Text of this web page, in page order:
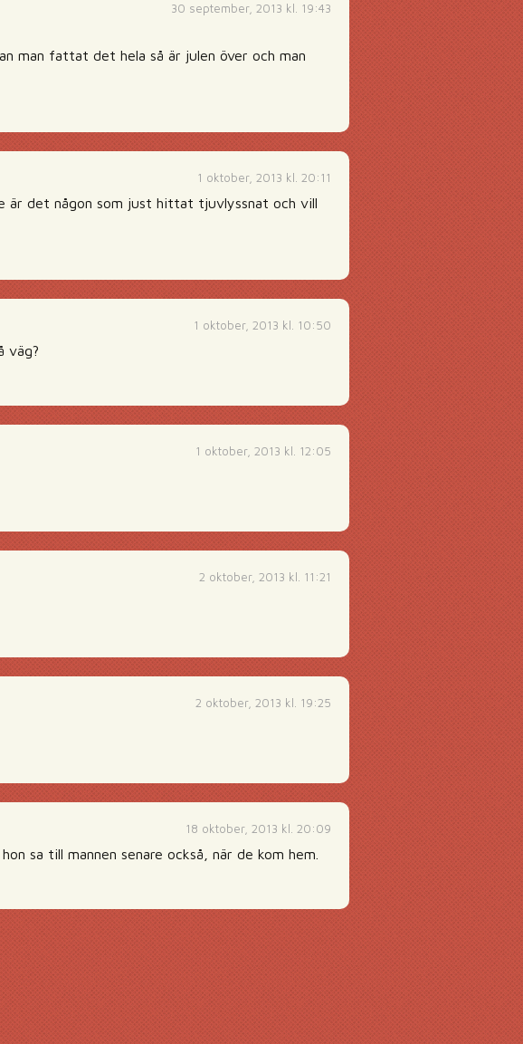
30 september, 2013 kl. 19:43
man fattat det hela så är julen över och man
1 oktober, 2013 kl. 20:11
är det någon som just hittat tjuvlyssnat och vill
1 oktober, 2013 kl. 10:50
väg?
1 oktober, 2013 kl. 12:05
2 oktober, 2013 kl. 11:21
2 oktober, 2013 kl. 19:25
18 oktober, 2013 kl. 20:09
sa till mannen senare också, när de kom hem.